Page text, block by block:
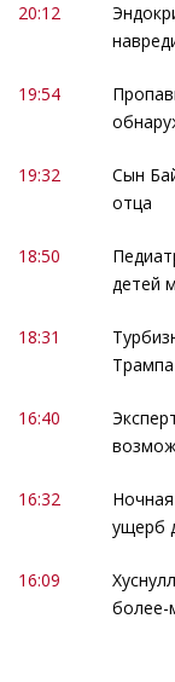
20:12
19:54
19:32
Сын
отца
18:50
детей
18:31
Трампа
16:40
16:32
ущерб
16:09
более-